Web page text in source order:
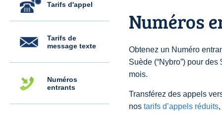
Tarifs d'appel
Tarifs de
message texte
Numéros
entrants
Numéros
Obtenez un Numéro
Suède (“Nybro”) pour
mois.
Transférez des appels
nos tarifs d’appels réduits